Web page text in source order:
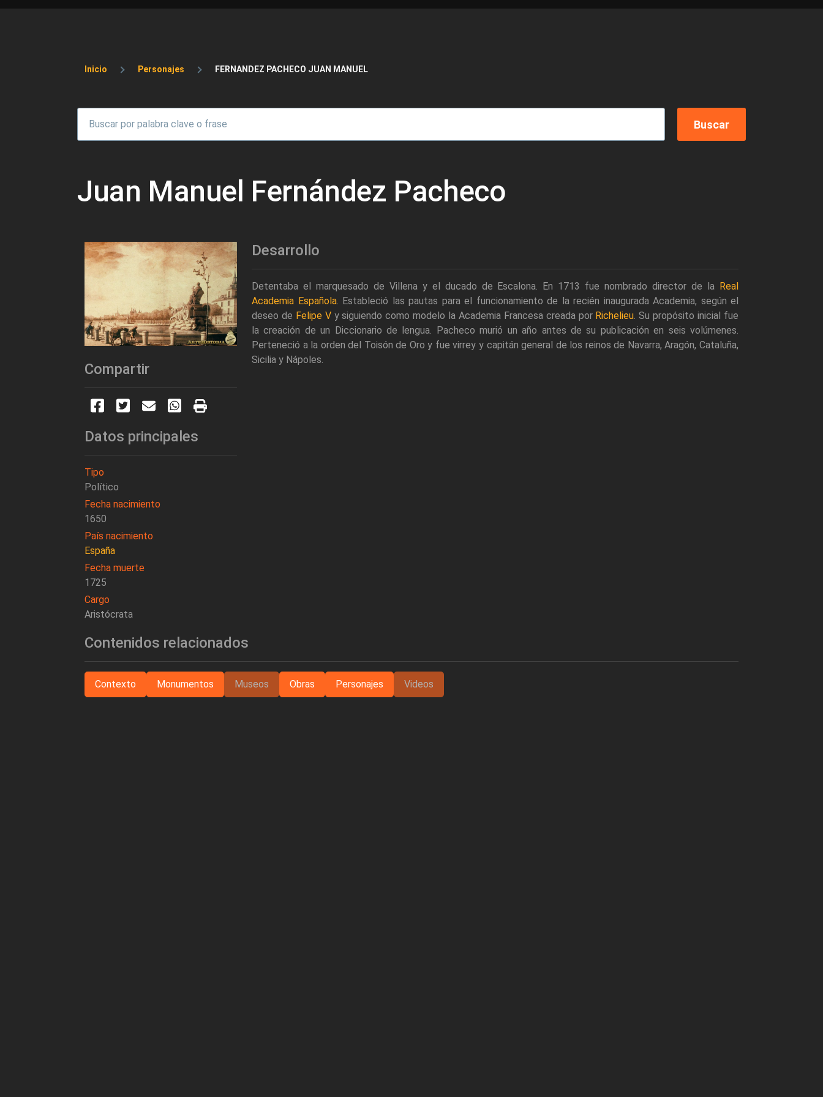
Sobrescribir enlaces de ayuda a la navegación
Inicio Personajes FERNANDEZ PACHECO JUAN MANUEL
Juan Manuel Fernández Pacheco
Compartir
Datos principales
Tipo
Político
Fecha nacimiento
1650
País nacimiento
España
Fecha muerte
1725
Cargo
Aristócrata
Desarrollo
Detentaba el marquesado de Villena y el ducado de Escalona. En 1713 fue nombrado director de la Real
Academia Española. Estableció las pautas para el funcionamiento de la recién inaugurada Academia, según el
deseo de Felipe Vy siguiendo como modelo la Academia Francesa creada por Richelieu. Su propósito inicial fue
la creación de un Diccionario de lengua. Pacheco murió un año antes de su publicación en seis volúmenes.
Perteneció a la orden del Toisón de Oro y fue virrey y capitán general de los reinos de Navarra, Aragón, Cataluña,
Sicilia y Nápoles.
Contenidos relacionados
Contexto Monumentos Museos Obras Personajes Videos